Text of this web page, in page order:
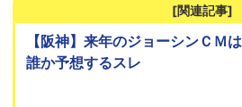
[関連記事]
【阪神】来年のジョーシンＣＭは
誰か予想するスレ